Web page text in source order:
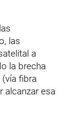
las
a
la brecha
fibra
alcanzar esa